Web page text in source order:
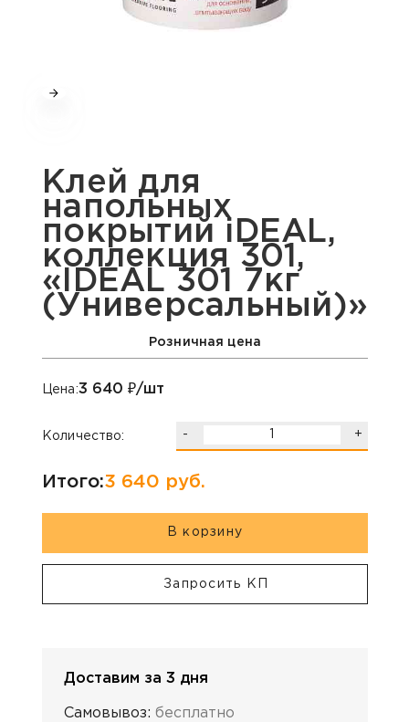
Клей для
напольных
покрытий iDEAL,
коллекция 301,
«IDEAL 301 7кг
(Универсальный)»
Розничная цена
Цена:3 640 ₽/шт
Количество: - +
Итого:3 640 руб.
В корзину
Запросить КП
Доставим за 3 дня
Самовывоз: бесплатно